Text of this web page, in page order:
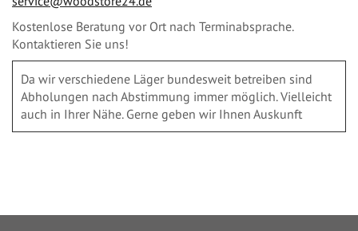
Kostenlose Beratung vor Ort nach Terminabsprache.
Kontaktieren Sie uns!
Da wir verschiedene Läger bundesweit betreiben sind
Abholungen nach Abstimmung immer möglich. Vielleicht
auch in Ihrer Nähe. Gerne geben wir Ihnen Auskunft